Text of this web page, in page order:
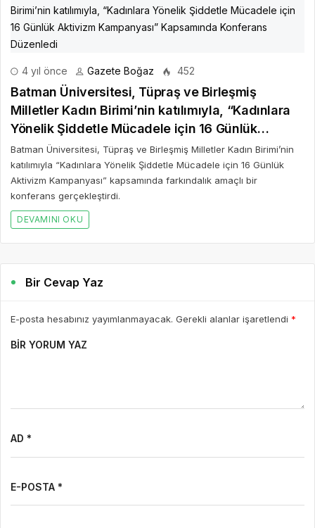
4 yıl önce Gazete Boğaz 452
Batman Üniversitesi, Tüpraş ve Birleşmiş
Milletler Kadın Birimi’nin katılımıyla, “Kadınlara
Yönelik Şiddetle Mücadele için 16 Günlük
Aktivizm Kampanyası” Kapsamında Konferans
Düzenledi
Batman Üniversitesi, Tüpraş ve Birleşmiş Milletler Kadın Birimi’nin
katılımıyla “Kadınlara Yönelik Şiddetle Mücadele için 16 Günlük
Aktivizm Kampanyası” kapsamında farkındalık amaçlı bir
konferans gerçekleştirdi.
DEVAMINI OKU
Bir Cevap Yaz
E-posta hesabınız yayımlanmayacak. Gerekli alanlar işaretlendi *
BIR YORUM YAZ
AD *
E-POSTA *